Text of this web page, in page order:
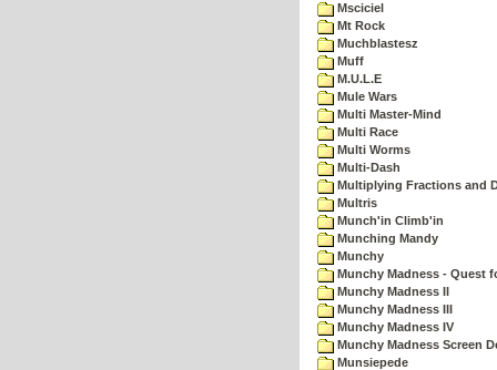
Msciciel
Mt Rock
Muchblastesz
Muff
M.U.L.E
Mule Wars
Multi Master-Mind
Multi Race
Multi Worms
Multi-Dash
Multiplying Fractions and
Multris
Munch'in Climb'in
Munching Mandy
Munchy
Munchy Madness - Quest
Munchy Madness II
Munchy Madness III
Munchy Madness IV
Munchy Madness Screen
Munsiepede